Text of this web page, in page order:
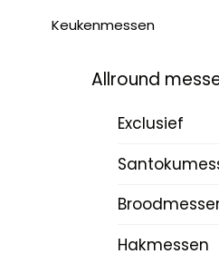
Keukenmessen
Allround
Exclusief
Hakmessen